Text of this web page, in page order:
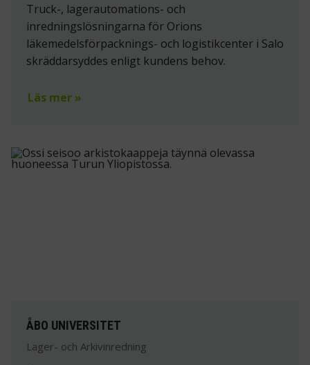
Truck-, lagerautomations- och
inredningslösningarna för Orions
läkemedelsförpacknings- och logistikcenter i Salo
skräddarsyddes enligt kundens behov.
Läs mer »
ÅBO UNIVERSITET
Lager- och Arkivinredning